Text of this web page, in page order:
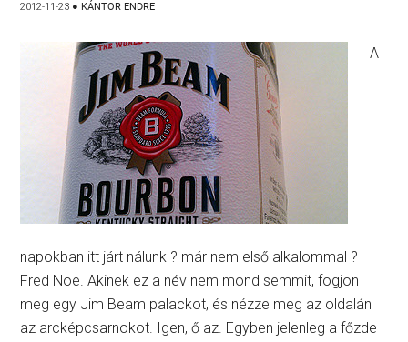
2012-11-23 ● KÁNTOR ENDRE
A
napokban itt járt nálunk ? már nem első alkalommal ?
Fred Noe. Akinek ez a név nem mond semmit, fogjon
meg egy Jim Beam palackot, és nézze meg az oldalán
az arcképcsarnokot. Igen, ő az. Egyben jelenleg a főzde